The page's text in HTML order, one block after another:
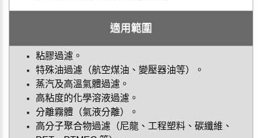
適用範圍
粘膠過濾。
特殊油過濾（航空煤油、變壓器油等）。
蒸汽及高溫氣體過濾。
高粘度的化學溶液過濾。
分離霧體（氣液分離）。
高分子聚合物過濾（尼龍、工程塑料、碳纖維、